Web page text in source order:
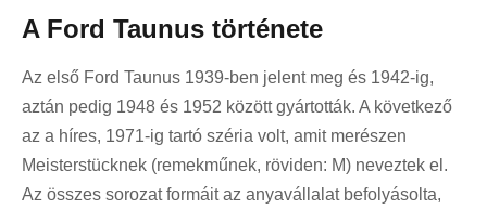
A Ford Taunus története
Az első Ford Taunus 1939-ben jelent meg és 1942-ig,
aztán pedig 1948 és 1952 között gyártották. A következő
az a híres, 1971-ig tartó széria volt, amit merészen
Meisterstücknek (remekműnek, röviden: M) neveztek el.
Az összes sorozat formáit az anyavállalat befolyásolta,